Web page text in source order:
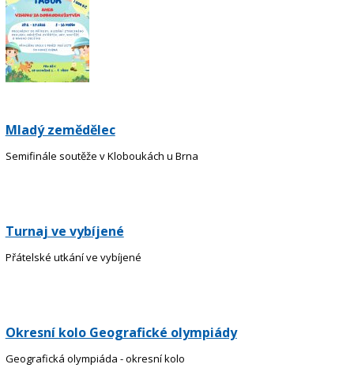
Mladý zemědělec
Semifinále soutěže v Kloboukách u Brna
Turnaj ve vybíjené
Přátelské utkání ve vybíjené
Okresní kolo Geografické olympiády
Geografická olympiáda - okresní kolo